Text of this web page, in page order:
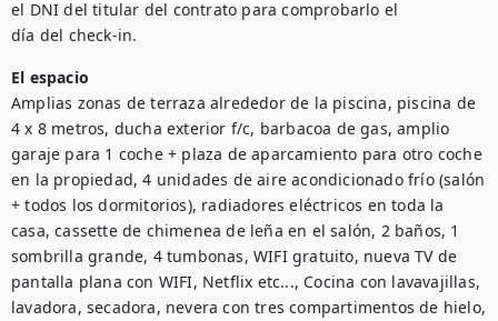
el DNI del titular del contrato para comprobarlo el
día del check-in.
El espacio
Amplias zonas de terraza alrededor de la piscina, piscina de
4 x 8 metros, ducha exterior f/c, barbacoa de gas, amplio
garaje para 1 coche + plaza de aparcamiento para otro coche
en la propiedad, 4 unidades de aire acondicionado frío (salón
+ todos los dormitorios), radiadores eléctricos en toda la
casa, cassette de chimenea de leña en el salón, 2 baños, 1
sombrilla grande, 4 tumbonas, WIFI gratuito, nueva TV de
pantalla plana con WIFI, Netflix etc..., Cocina con lavavajillas,
lavadora, secadora, nevera con tres compartimentos de hielo,